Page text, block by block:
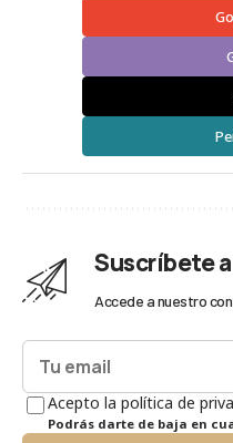
Suscríbete
Accede a nuestro
Acepto la política de
Podrás darte de baja en